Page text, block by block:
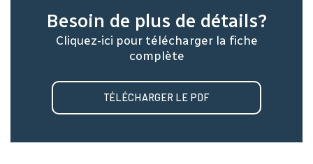
Besoin de plus de détails?
Cliquez-ici pour télécharger la fiche
complète
TÉLÉCHARGER LE PDF